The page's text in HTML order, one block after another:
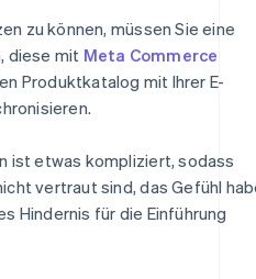
zu können, müssen Sie eine
diese mit Meta Commerce
Produktkatalog mit Ihrer E-
ist etwas kompliziert, sodass
vertraut sind, das Gefühl
Hindernis für die Einführung